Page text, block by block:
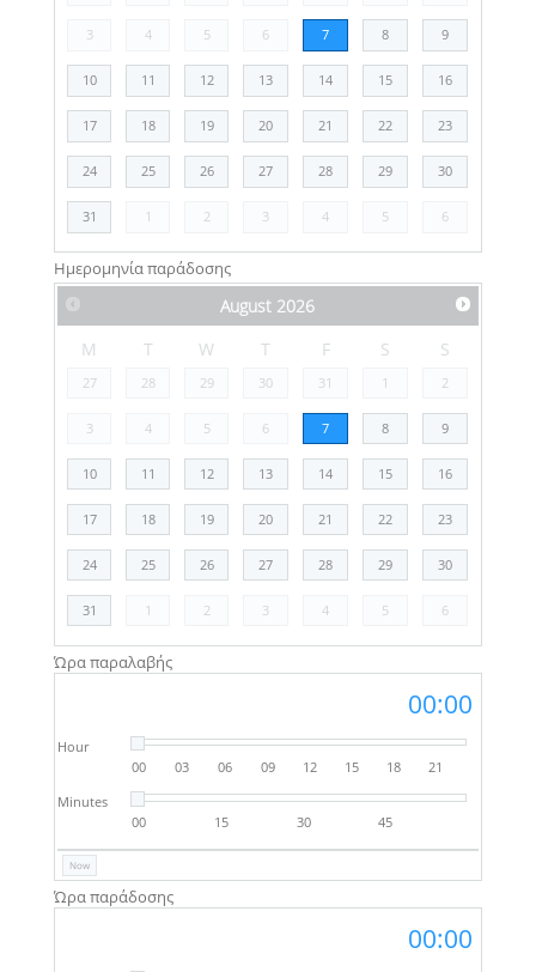
3 4 5 6 7 8 9
10 11 12 13 14 15 16
17 18 19 20 21 22 23
24 25 26 27 28 29 30
31 1 2 3 4 5 6
Ημερομηνία παράδοσης
August 2026
M
T W T F S S
27 28 29 30 31 1 2
3 4 5 6 7 8 9
10 11 12 13 14 15 16
17 18 19 20 21 22 23
24 25 26 27 28 29 30
31 1 2 3 4 5 6
Ώρα παραλαβής
00:00
Hour
00
03 06 09 12 15 18 21
Minutes
00
15 30 45
Now
Ώρα παράδοσης
00:00